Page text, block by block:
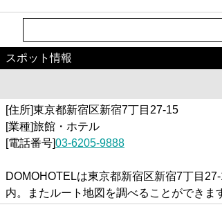
スポット情報
[住所]東京都新宿区新宿7丁目27-15
[業種]旅館・ホテル
[電話番号]03-6205-9888
DOMOHOTELは東京都新宿区新宿7丁目
内。またルート地図を調べることができま